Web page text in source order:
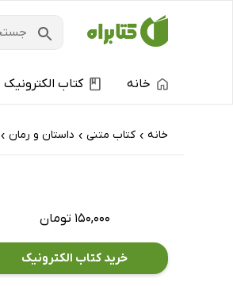
خانه کتاب الکترونیک
خانه › کتاب‌ متنی › داستان و رمان ›
۱۵۰,۰۰۰ تومان
خرید کتاب الکترونیک